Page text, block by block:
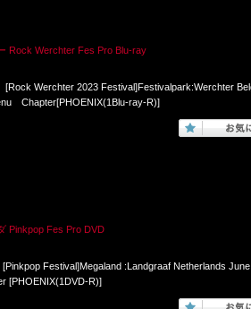
Rock Werchter Fes Pro Blu-ray
Werchter 2023 Festival]Festivalpark:Werchter
Chapter[PHOENIX(1Blu-ray-R)]
Pinkpop Fes Pro DVD
Festival]Megaland :Landgraaf Netherlands
[PHOENIX(1DVD-R)]